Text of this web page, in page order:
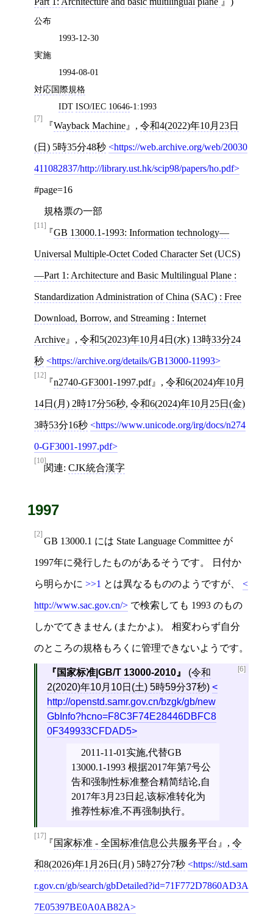
公布
1993-12-30
実施
1994-08-01
対応国際規格
IDT ISO/IEC 10646‐1:1993
[7]
Wayback Machine , 令和4(2022)年10月23日
(日) 5時35分48秒 https://web.archive.org/web/20030
411082837/http://library.ust.hk/scip98/papers/ho.pdf
#page=16
規格票の一部
[11]
GB 13000.1-1993: Information technology—
Universal Multiple-Octet Coded Character Set (UCS)
—Part 1: Architecture and Basic Multilingual Plane :
Standardization Administration of China (SAC) : Free
Download, Borrow, and Streaming : Internet
Archive , 令和5(2023)年10月4日(水) 13時33分24
秒 https://archive.org/details/GB13000-11993
[12]
n2740-GF3001-1997.pdf , 令和6(2024)年10月
14日(月) 2時17分56秒, 令和6(2024)年10月25日(金)
3時53分16秒 https://www.unicode.org/irg/docs/n274
0-GF3001-1997.pdf
[10]
関連: CJK統合漢字
1997
[2]
GB 13000.1 には State Language Committee が
1997年に発行したものがあるそうです。 日付か
ら明らかに >>1 とは異なるもののようですが、
http://www.sac.gov.cn/ で検索しても 1993 のもの
しかでてきません (またかよ)。 相変わらず自分
のところの規格もろくに管理できないようです。
[6]
国家标准|GB/T 13000-2010 (令和
2(2020)年10月10日(土) 5時59分37秒)
http://openstd.samr.gov.cn/bzgk/gb/new
GbInfo?hcno=F8C3F74E28446DBFC8
0F349933CFDAD5
2011-11-01实施,代替GB
13000.1-1993 根据2017年第7号公
告和强制性标准整合精简结论,自
2017年3月23日起,该标准转化为
推荐性标准,不再强制执行。
[17]
国家标准 - 全国标准信息公共服务平台 , 令
和8(2026)年1月26日(月) 5時27分7秒 https://std.sam
r.gov.cn/gb/search/gbDetailed?id=71F772D7860AD3A
7E05397BE0A0AB82A